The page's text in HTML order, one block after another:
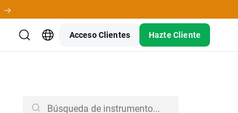
Acceso Clientes Hazte Cliente